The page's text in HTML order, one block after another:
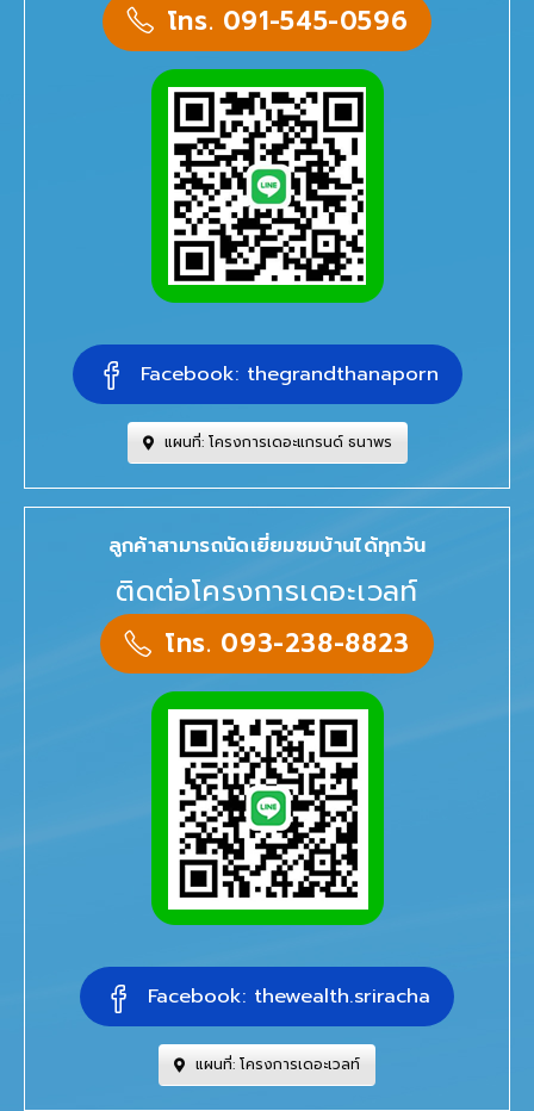
โทร. 091-545-0596
Facebook: thegrandthanaporn
แผนที่: โครงการเดอะแกรนด์ ธนาพร
ลูกค้าสามารถนัดเยี่ยมชมบ้านได้ทุกวัน
ติดต่อโครงการเดอะเวลท์
โทร. 093-238-8823
Facebook: thewealth.sriracha
แผนที่: โครงการเดอะเวลท์